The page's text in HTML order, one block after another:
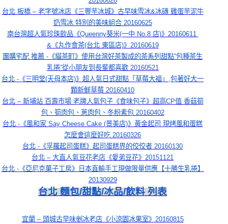
台北 板橋 – 老字號冰店《三豐芋冰城》古早味雪冰&冰磚 雞蛋芋泥牛
奶雪冰 特別的美味組合 20160625
南台灣超人氣珍珠飲品《Queenny葵米(一中 No.8 店)》20160611
&《丸作食茶(台北 東區店)》20160619
團購宅配 推薦 -《貓茶町》使用台灣好茶製成的茶系列甜點”包種茶生
乳捲”從小朋友到長輩都喜歡 20160521
台北 -《三明堂(天母本店)》超人氣日式甜點「草莓大福」,包著好大一
顆新鮮草莓 20160410
台北 – 新埔站 百壽市場 老牌人氣包子《食味包子》超高CP值 香菇筍
包、筍肉包、蔥肉包、冬粉素包 20160402
台北 -《風和家 Say Cheese Cake (景美店)》黃金起司 現烤風和蛋糕
怎麼會這麼好吃 20160326
台北 -《孚羅起司蛋糕》起司蛋糕界的佼佼者 20160130
台北 – 大直人氣豆花老店《愛弟豆花》20151121
台北 -《亞尼克菓子工房》日本直輸手工現做限量供應【十勝生乳捲】
20130929
台北 麵包/甜點/冰品/飲料 列表
宜蘭 – 頭城古早味剉冰老店《小涼園冰果室》20160815